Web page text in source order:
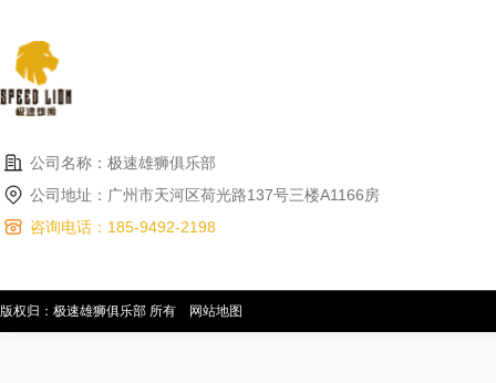
公司名称：极速雄狮俱乐部
公司地址：广州市天河区荷光路137号三楼A1166房
咨询电话：185-9492-2198
版权归：极速雄狮俱乐部 所有 网站地图